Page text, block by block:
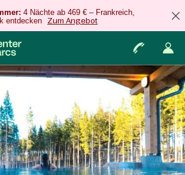
4 Nächte ab 469 € – Frankreich,
entdecken
Zum Angebot